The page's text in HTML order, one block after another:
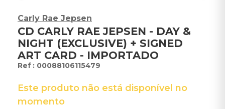
Carly Rae Jepsen
CD CARLY RAE JEPSEN - DAY &
NIGHT (EXCLUSIVE) + SIGNED
ART CARD - IMPORTADO
: 00088106115479
Este produto não está disponível no
momento